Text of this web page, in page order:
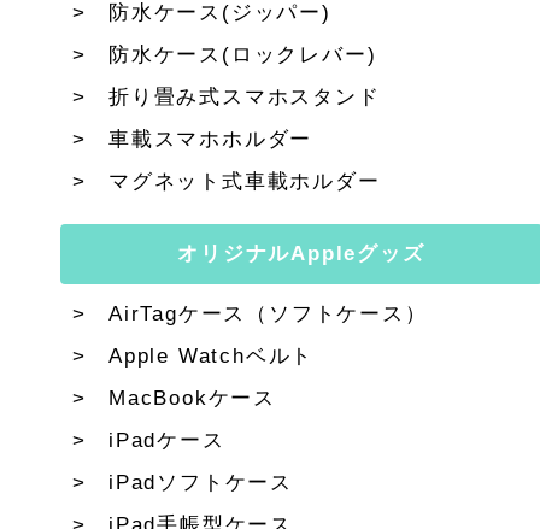
防水ケース(ジッパー)
防水ケース(ロックレバー)
折り畳み式スマホスタンド
車載スマホホルダー
マグネット式車載ホルダー
オリジナルAppleグッズ
AirTagケース（ソフトケース）
Apple Watchベルト
MacBookケース
iPadケース
iPadソフトケース